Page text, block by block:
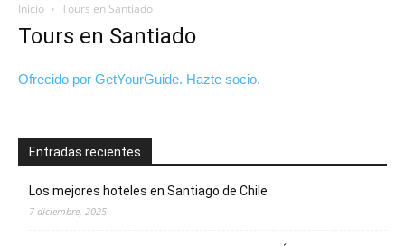
Inicio Tours en Santiado
Tours en Santiado
Ofrecido por GetYourGuide. Hazte socio.
Entradas recientes
Los mejores hoteles en Santiago de Chile
7 diciembre, 2025